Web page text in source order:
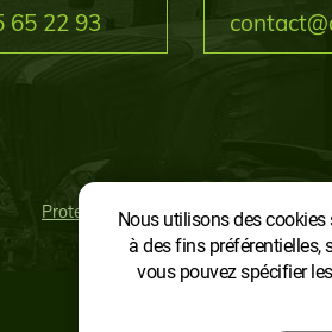
Nous utilisons des
à des fins
vous pouvez spécifier
65 22 93
Protection des données personnelles